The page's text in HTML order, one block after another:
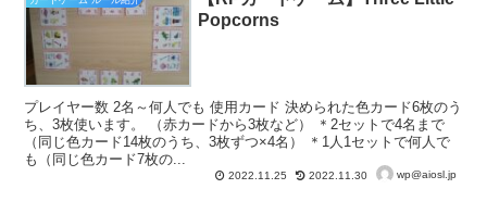
Popcorns
プレイヤー数 2名～何人でも 使用カード 決められた色カード6枚のう
ち、3枚使います。 （赤カードから3枚など） ＊2セットで4名まで
（同じ色カード14枚のうち、3枚ずつ×4名） ＊1人1セットで何人で
も（同じ色カード7枚の...
2022.11.25 2022.11.30 wp@aiosl.jp